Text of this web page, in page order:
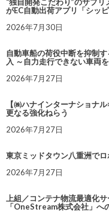
“独自開発こだわり”のサプ
がEC自動出荷アプリ「シッ
2026年7月30日
自動車船の荷役中断を抑制
入 ～自力走行できない車両
2026年7月27日
【㈱ハナインターナショナ
更なる強化ねらう
2026年7月27日
東京ミッドタウン八重洲で
2026年7月27日
上組／コンテナ物流最適化
「OneStream株式会社」へ